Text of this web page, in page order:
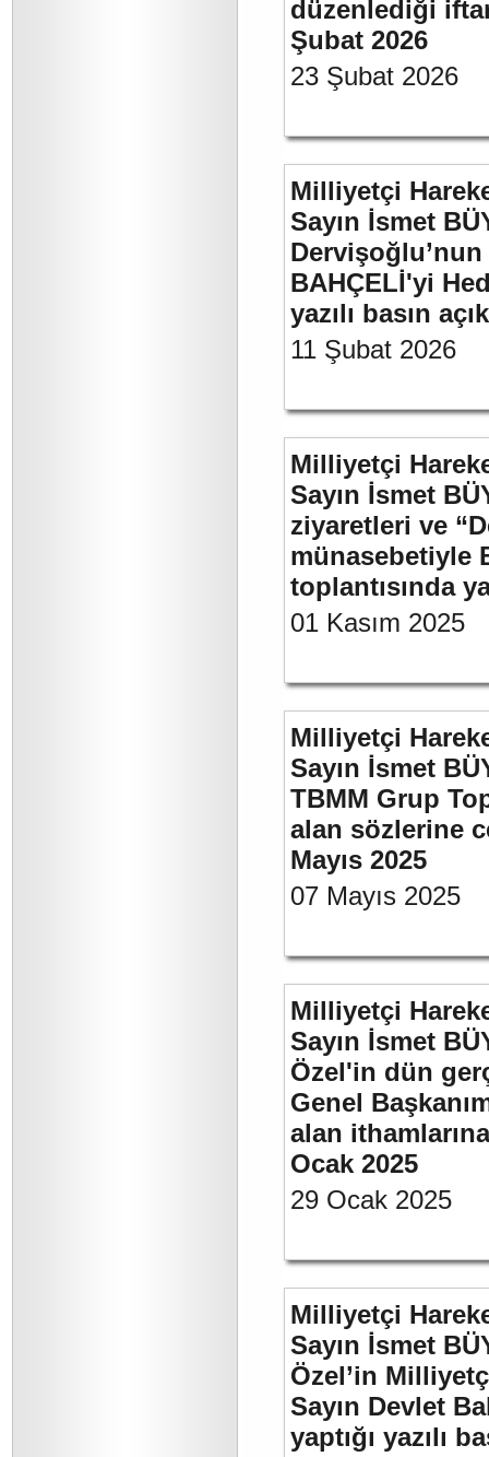
düzenlediği
Şubat 2026
23 Şubat 2026
Milliyetçi
Sayın İsmet
Dervişoğlu’nun
BAHÇELİ'yi
yazılı basın
11 Şubat 2026
Milliyetçi
Sayın İsmet
ziyaretleri ve
münasebetiyle
toplantısında
01 Kasım 2025
Milliyetçi
Sayın İsmet
TBMM Grup
alan sözlerine
Mayıs 2025
07 Mayıs 2025
Milliyetçi
Sayın İsmet
Özel'in dün
Genel
alan ithamlarına
Ocak 2025
29 Ocak 2025
Milliyetçi
Sayın İsmet
Özel’in
Sayın Devlet
yaptığı yazılı